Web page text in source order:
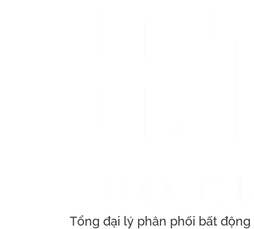
Tổng đại lý phân phối bất động